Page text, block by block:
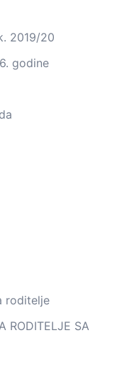
2019/20
godine
roditelje
RODITELJE SA